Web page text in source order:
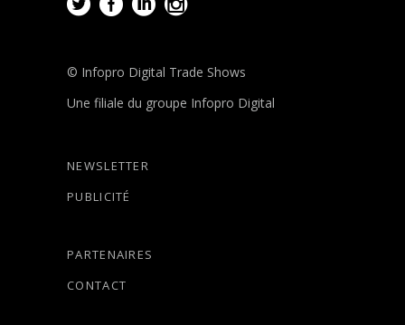
© Infopro Digital Trade Shows
Une filiale du groupe Infopro Digital
NEWSLETTER
PUBLICITÉ
PARTENAIRES
CONTACT